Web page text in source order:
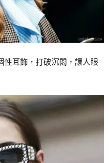
性耳飾，打破沉悶，讓人眼